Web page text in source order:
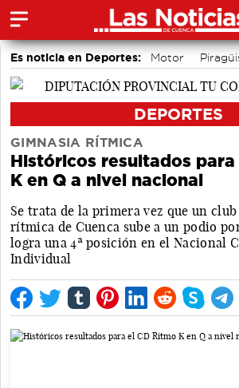
Es noticia en Deportes: Motor
Fútbol
Bolos conquenses
DEPORTES
GIMNASIA RÍTMICA
Históricos resultados para
K en Q a nivel nacional
Se trata de la primera vez que un
rítmica de Cuenca sube a un podio
logra una 4ª posición en el Nacional
Individual